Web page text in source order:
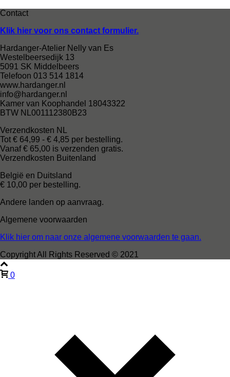
Contact
Klik hier voor ons contact formulier.
Hardanger-Atelier Nelly van Es
Westelbeersedijk 13
5091 SK Middelbeers
Telefoon 013 514 1814
www.hardanger.nl
info@hardanger.nl
Kamer van Koophandel 18043322
BTW NL001112380B23
Verzendkosten NL
Tot € 64,99 - € 4,85 per bestelling.
Vanaf € 65,00 is verzenden gratis.
Verzendkosten Buitenland
België en Duitsland
€ 10,00 per bestelling.
Andere landen op aanvraag.
Algemene voorwaarden
Klik hier om naar onze algemene voorwaarden te gaan.
Copyright All Rights Reserved © 2021
0